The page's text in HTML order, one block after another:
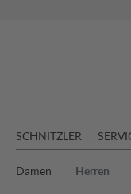
SCHNITZLER
Damen Herren